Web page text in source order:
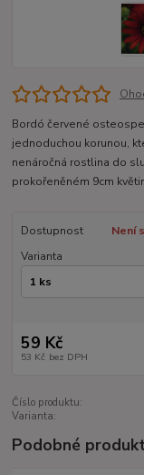
Bordó červené
jednoduchou korunou,
nenáročná rostlina do
prokořeněném 9cm
Dostupnost
Není
Varianta
59 Kč
53 Kč bez DPH
Číslo produktu:
Varianta:
Podobné